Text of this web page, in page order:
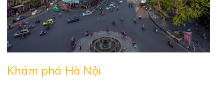
Khám phá Hà Nội